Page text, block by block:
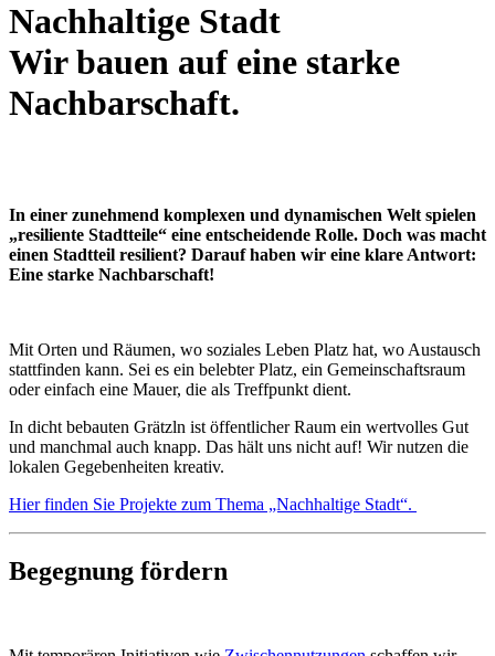
Nachhaltige Stadt
Wir bauen auf eine starke
Nachbar­schaft.
In einer zunehmend komplexen und dynamischen Welt spielen
„resiliente Stadtteile“ eine entscheidende Rolle. Doch was macht
einen Stadtteil resilient? Darauf haben wir eine klare Antwort:
Eine starke Nachbarschaft!
Mit Orten und Räumen, wo soziales Leben Platz hat, wo Austausch
stattfinden kann. Sei es ein belebter Platz, ein Gemeinschaftsraum
oder einfach eine Mauer, die als Treffpunkt dient.
In dicht bebauten Grätzln ist öffentlicher Raum ein wertvolles Gut
und manchmal auch knapp. Das hält uns nicht auf! Wir nutzen die
lokalen Gegebenheiten kreativ.
Hier finden Sie Projekte zum Thema „Nachhaltige Stadt“.
Begegnung fördern